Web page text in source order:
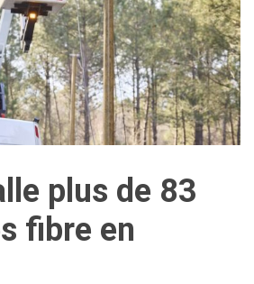
plus de 83
fibre en